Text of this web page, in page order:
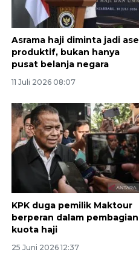
Asrama haji diminta jadi
produktif, bukan hanya
pusat belanja negara
11 Juli 2026 08:07
KPK duga pemilik Maktour
berperan dalam pembagian
kuota haji
25 Juni 2026 12:37
5